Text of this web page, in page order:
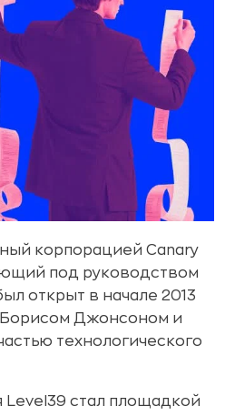
корпорацией Canary
под руководством
открыт в начале 2013
Джонсоном и
технологического
стал площадкой